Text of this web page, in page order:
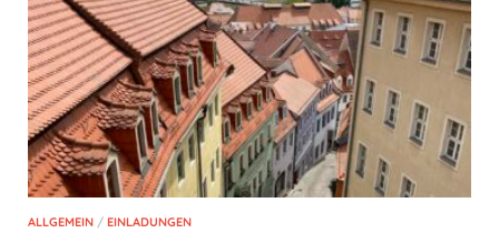
ALLGEMEIN / EINLADUNGEN